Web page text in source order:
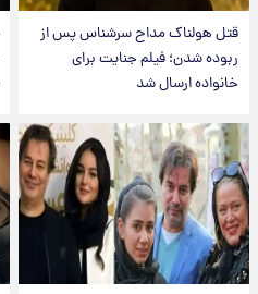
قتل هولناک مداح سرشناس پس از
ربوده شدن؛ فیلم جنایت برای
خانواده ارسال شد